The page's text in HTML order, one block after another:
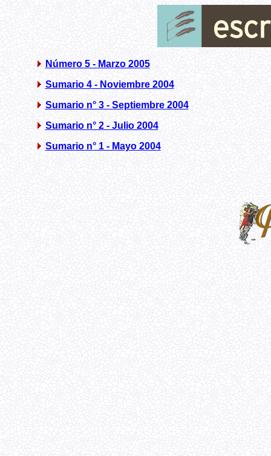
Número 5 - Marzo 2005
Sumario 4 - Noviembre 2004
Sumario n° 3 - Septiembre 2004
Sumario n° 2 - Julio 2004
Sumario n° 1 - Mayo 2004